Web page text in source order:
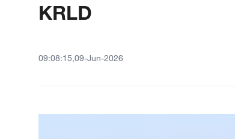
KRLD
09:08:15,09-Jun-2026